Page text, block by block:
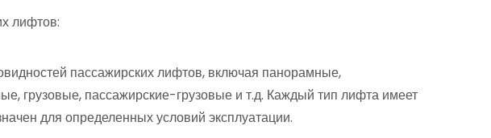
лифтов:
пассажирских лифтов, включая панорамные,
грузовые, пассажирские-грузовые и т.д. Каждый тип лифта имеет
для определенных условий эксплуатации.